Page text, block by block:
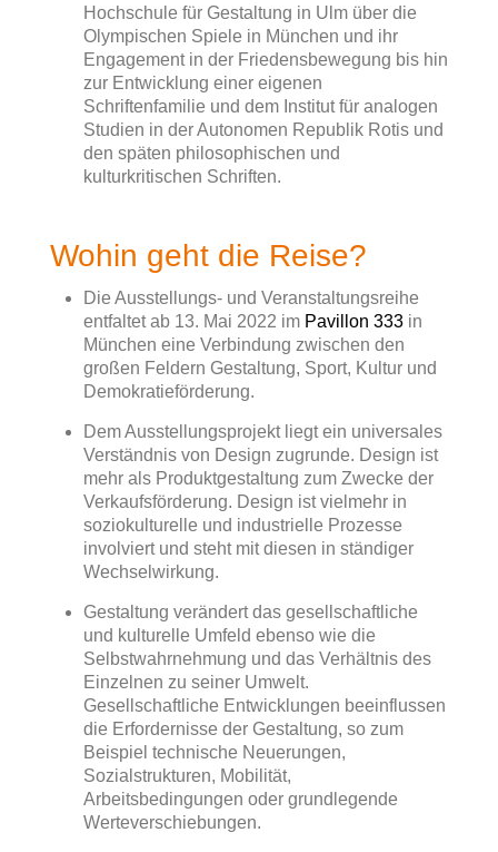
Hochschule für Gestaltung in Ulm über die
Olympischen Spiele in München und ihr
Engagement in der Friedensbewegung bis hin
zur Entwicklung einer eigenen
Schriftenfamilie und dem Institut für analogen
Studien in der Autonomen Republik Rotis und
den späten philosophischen und
kulturkritischen Schriften.
Wohin geht die Reise?
Die Ausstellungs- und Veranstaltungsreihe
entfaltet ab 13. Mai 2022 im Pavillon 333 in
München eine Verbindung zwischen den
großen Feldern Gestaltung, Sport, Kultur und
Demokratieförderung.
Dem Ausstellungsprojekt liegt ein universales
Verständnis von Design zugrunde. Design ist
mehr als Produktgestaltung zum Zwecke der
Verkaufsförderung. Design ist vielmehr in
soziokulturelle und industrielle Prozesse
involviert und steht mit diesen in ständiger
Wechselwirkung.
Gestaltung verändert das gesellschaftliche
und kulturelle Umfeld ebenso wie die
Selbstwahrnehmung und das Verhältnis des
Einzelnen zu seiner Umwelt.
Gesellschaftliche Entwicklungen beeinflussen
die Erfordernisse der Gestaltung, so zum
Beispiel technische Neuerungen,
Sozialstrukturen, Mobilität,
Arbeitsbedingungen oder grundlegende
Werteverschiebungen.